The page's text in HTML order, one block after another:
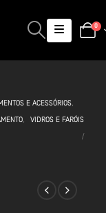
0
E ACESSÓRIOS,
, VIDROS E FARÓIS